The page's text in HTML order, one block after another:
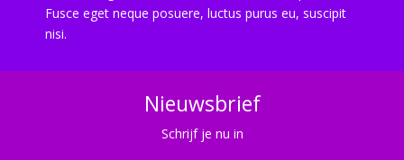
Fusce eget neque posuere, luctus purus eu, suscipit
nisi.
Nieuwsbrief
Schrijf je nu in